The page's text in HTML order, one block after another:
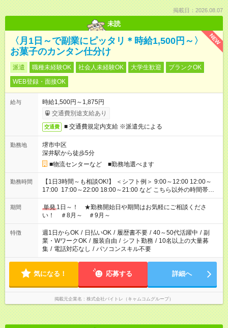
掲載日：2026.08.07
未読
NEW
〈月1日～で副業にピッタリ＊時給1,500円～〉
お菓子のカンタン仕分け
派遣 職種未経験OK 社会人未経験OK 大学生歓迎
ブランクOK
WEB登録・面接OK
給与
時給1,500円～1,875円
交通費別途支給あり
交通費 ■ 交通費規定内支給 ※派遣先による
勤務地
堺市中区
深井駅から徒歩5分
■物流センターなど ■勤務地選べます
勤務時間
【1日3時間～も相談OK!】 ＜シフト例＞ 9:00～12:00 12:00～
17:00 17:00～22:00 18:00～21:00 など こちら以外の時間帯も
お気軽にご相談ください！
期間 単発 1日～！ ★勤務開始日や期間はお気軽にご相談くださ
い！ ＃8月～ ＃9月～
特徴 週1日からOK / 日払いOK / 履歴書不要 / 40～50代活躍中 / 副
業・WワークOK / 服装自由 / シフト勤務 / 10名以上の大量募
集 / 電話対応なし / パソコンスキル不要
気になる！ 応募する 詳細へ
掲載元企業名 株式会社バイトレ（キャムコムグループ）